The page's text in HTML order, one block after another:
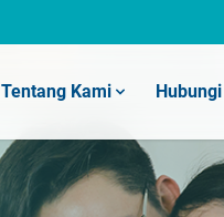
Tentang Kami